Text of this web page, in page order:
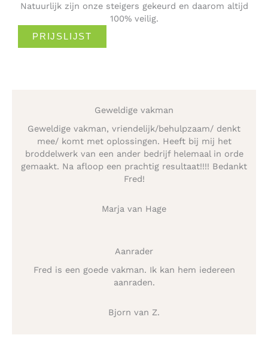
Natuurlijk zijn onze steigers gekeurd en daarom altijd
100% veilig.
PRIJSLIJST
Geweldige vakman
Geweldige vakman, vriendelijk/behulpzaam/ denkt
mee/ komt met oplossingen. Heeft bij mij het
broddelwerk van een ander bedrijf helemaal in orde
gemaakt. Na afloop een prachtig resultaat!!!! Bedankt
Fred!
Marja van Hage
Aanrader
Fred is een goede vakman. Ik kan hem iedereen
aanraden.
Bjorn van Z.